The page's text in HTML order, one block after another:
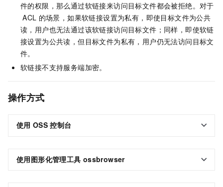
件的权限，那么通过软链接来访问目标文件都会被拒绝。对于
ACL 的场景，如果软链接设置为私有，即使目标文件为公共
读，用户也无法通过该软链接访问目标文件；同样，即使软链
接设置为公共读，但目标文件为私有，用户仍无法访问目标文
件。
软链接不支持服务端加密。
操作方式
使用 OSS 控制台
使用图形化管理工具 ossbrowser